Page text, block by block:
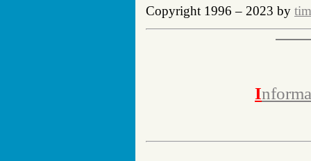
Copyright 1996 – 2023 by
I